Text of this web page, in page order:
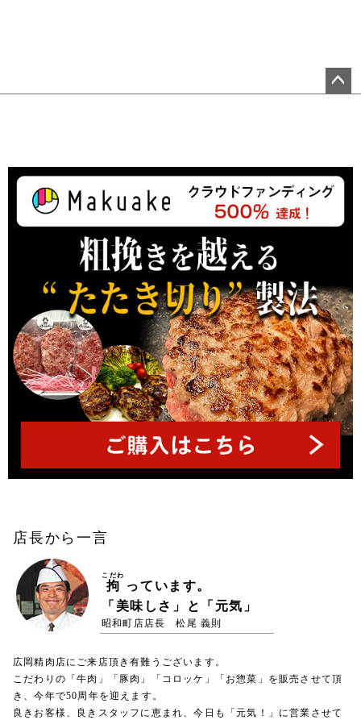
ト
ッ
へ
店長から一言
拘
こだわ
っています。
「美味しさ」と「元気」
昭和町店店長 松尾 義則
広岡精肉店にご来店頂き有難うございます。
こだわりの「牛肉」「豚肉」「コロッケ」「お惣菜」を販売させて頂
き、今年で50周年を迎えます。
良きお客様、良きスタッフに恵まれ、今日も「元気！」に営業させて